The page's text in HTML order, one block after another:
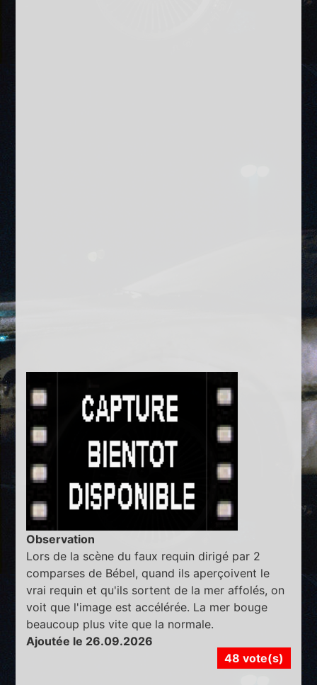
Observation
Lors de la scène du faux requin dirigé par 2
comparses de Bébel, quand ils aperçoivent le
vrai requin et qu'ils sortent de la mer affolés, on
voit que l'image est accélérée. La mer bouge
beaucoup plus vite que la normale.
Ajoutée le 26.09.2026
48 vote(s)